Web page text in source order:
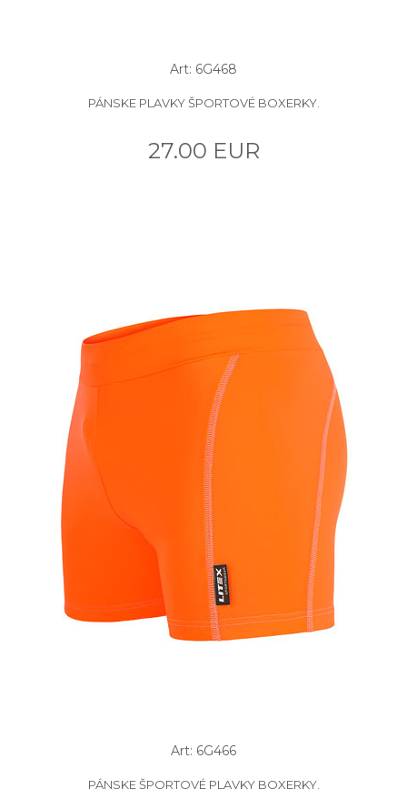
Art: 6G468
PÁNSKE PLAVKY ŠPORTOVÉ BOXERKY.
27.00 EUR
Art: 6G466
PÁNSKE ŠPORTOVÉ PLAVKY BOXERKY.